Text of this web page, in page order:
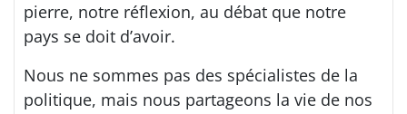
pierre, notre réflexion, au débat que notre
pays se doit d’avoir.
Nous ne sommes pas des spécialistes de la
politique, mais nous partageons la vie de nos